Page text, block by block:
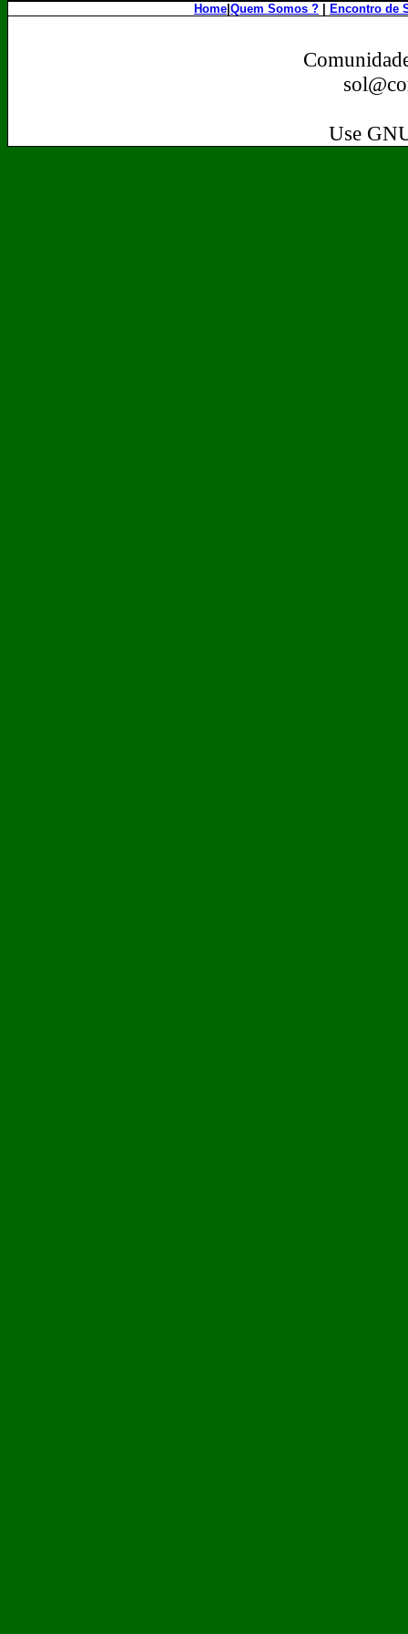
Home Quem Somos ? Encontro de
Use